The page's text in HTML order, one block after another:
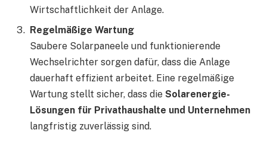
Wirtschaftlichkeit der Anlage.
Regelmäßige Wartung
Saubere Solarpaneele und funktionierende
Wechselrichter sorgen dafür, dass die Anlage
dauerhaft effizient arbeitet. Eine regelmäßige
Wartung stellt sicher, dass die Solarenergie-
Lösungen für Privathaushalte und Unternehmen
langfristig zuverlässig sind.